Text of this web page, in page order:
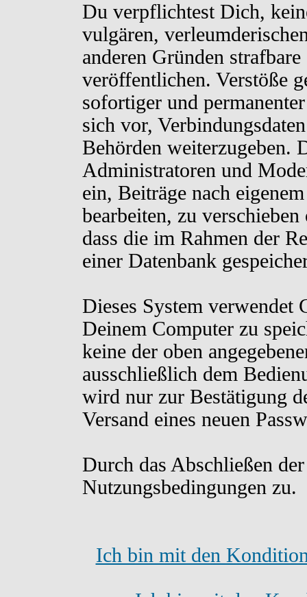
Du verpflichtest Dich,
vulgären,
anderen Gründen
veröffentlichen. Verstöße
sofortiger und
sich vor,
Behörden weiterzugeben.
Administratoren und
ein, Beiträge nach
bearbeiten, zu
dass die im Rahmen der
einer Datenbank
Dieses System verwendet
Deinem Computer zu
keine der oben
ausschließlich dem
wird nur zur Bestätigung
Versand eines neuen
Durch das Abschließen
Nutzungsbedingungen zu.
Ich bin mit den